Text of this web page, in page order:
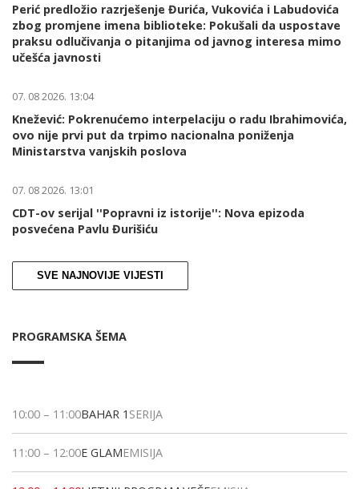
Perić predložio razrješenje Đurića, Vukovića i Labudovića
zbog promjene imena biblioteke: Pokušali da uspostave
praksu odlučivanja o pitanjima od javnog interesa mimo
učešća javnosti
07. 08 2026. 13:04
Knežević: Pokrenućemo interpelaciju o radu Ibrahimovića,
ovo nije prvi put da trpimo nacionalna poniženja
Ministarstva vanjskih poslova
07. 08 2026. 13:01
CDT-ov serijal ''Popravni iz istorije'': Nova epizoda
posvećena Pavlu Đurišiću
SVE NAJNOVIJE VIJESTI
PROGRAMSKA ŠEMA
10:00 – 11:00BAHAR 1 SERIJA
11:00 – 12:00E GLAMEMISIJA